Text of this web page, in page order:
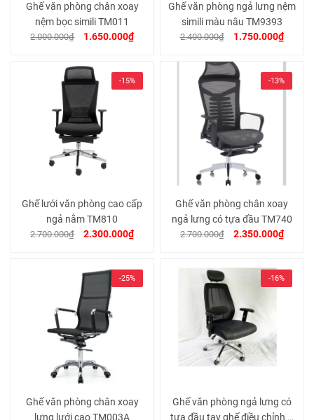
Ghế văn phòng chân xoay
nệm bọc simili TM011
2.000.000₫ 1.650.000₫
Ghế văn phòng ngả lưng nệm
simili màu nâu TM9393
2.400.000₫ 1.750.000₫
Ghế lưới văn phòng cao cấp
ngả nằm TM810
2.700.000₫ 2.300.000₫
-15%
Ghế văn phòng chân xoay
ngả lưng có tựa đầu TM740
2.700.000₫ 2.350.000₫
-13%
Ghế văn phòng chân xoay
lưng lưới cao TM003A
-25%
Ghế văn phòng ngả lưng có
tựa đầu tay ghế điều chỉnh 2
-16%